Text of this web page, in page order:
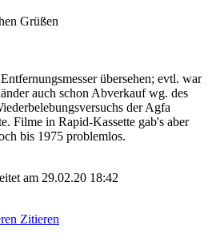
Grüßen
übersehen; evtl. war
auch schon Abverkauf wg. des
der Agfa
Filme in Rapid-Kassette gab's aber
bis 1975 problemlos.
am 29.02.20 18:42
Zitieren